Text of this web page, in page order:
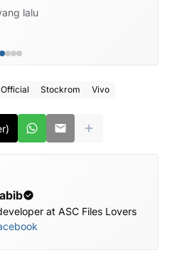
lalu
Official Stockrom Vivo
at ASC Files Lovers